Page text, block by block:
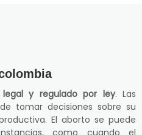
y regulado por ley. Las
tomar decisiones sobre su
El aborto se puede
como cuando el